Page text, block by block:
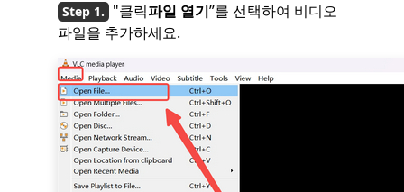
"클릭파일 열기”를 선택하여 비디오
파일을 추가하세요.